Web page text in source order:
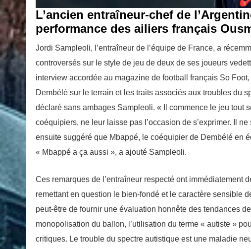
L’ancien entraîneur-chef de
performance des ailiers français
Jordi Sampleoli, l’entraîneur de l’équipe de France, a
controversés sur le style de jeu de deux de ses joueurs
interview accordée au magazine de football français So
Dembélé sur le terrain et les traits associés aux troubles du
déclaré sans ambages Sampleoli. « Il commence le jeu tout
coéquipiers, ne leur laisse pas l’occasion de s’exprimer. Il
ensuite suggéré que Mbappé, le coéquipier de Dembélé en
« Mbappé a ça aussi », a ajouté Sampleoli.
Ces remarques de l’entraîneur respecté ont immédiatement
remettant en question le bien-fondé et le caractère sensible
peut-être de fournir une évaluation honnête des tendances
monopolisation du ballon, l’utilisation du terme « autiste »
critiques. Le trouble du spectre autistique est une maladie